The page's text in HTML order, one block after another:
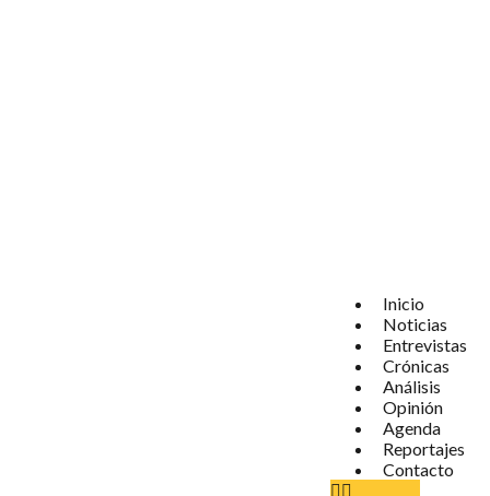
Inicio
Noticias
Entrevistas
Crónicas
Análisis
Opinión
Agenda
Reportajes
Contacto